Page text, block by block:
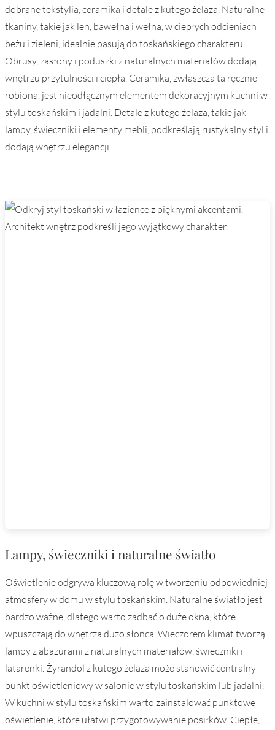
dobrane tekstylia, ceramika i detale z kutego żelaza. Naturalne
tkaniny, takie jak len, bawełna i wełna, w ciepłych odcieniach
beżu i zieleni, idealnie pasują do toskańskiego charakteru.
Obrusy, zasłony i poduszki z naturalnych materiałów dodają
wnętrzu przytulności i ciepła. Ceramika, zwłaszcza ta ręcznie
robiona, jest nieodłącznym elementem dekoracyjnym kuchni w
stylu toskańskim i jadalni. Detale z kutego żelaza, takie jak
lampy, świeczniki i elementy mebli, podkreślają rustykalny styl i
dodają wnętrzu elegancji.
Lampy, świeczniki i naturalne światło
Oświetlenie odgrywa kluczową rolę w tworzeniu odpowiedniej
atmosfery w domu w stylu toskańskim. Naturalne światło jest
bardzo ważne, dlatego warto zadbać o duże okna, które
wpuszczają do wnętrza dużo słońca. Wieczorem klimat tworzą
lampy z abażurami z naturalnych materiałów, świeczniki i
latarenki. Żyrandol z kutego żelaza może stanowić centralny
punkt oświetleniowy w salonie w stylu toskańskim lub jadalni.
W kuchni w stylu toskańskim warto zainstalować punktowe
oświetlenie, które ułatwi przygotowywanie posiłków. Ciepłe,